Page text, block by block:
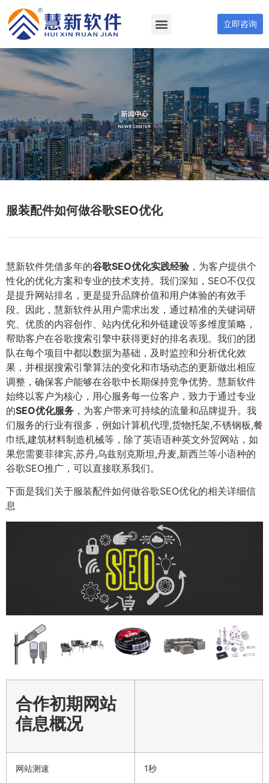
立即咨询
服装配件如何做谷歌SEO优化
慧新软件凭借多年的谷歌SEO优化实践经验 ，为客户提供个
性化的优化方案和专业的技术支持。我们深知，SEO不仅仅
是提升网站排名，更是提升品牌价值和用户体验的有效手
段。因此，慧新软件从用户需求出发，通过精准的关键词研
究、优质的内容创作、站内优化和外链建设等多维度策略，
帮助客户在谷歌搜索引擎中获得更好的排名表现。我们的团
队在每个项目中都以数据为基础，及时监控和分析优化效
果，并根据搜索引擎算法的变化和市场动态的更新做出相应
调整，确保客户能够在谷歌中长期保持竞争优势。慧新软件
始终以客户为核心，用心服务每一位客户，致力于通过专业
的SEO优化服务 ，为客户带来可持续的流量和品牌提升。我
们服务的行业有很多，例如计算机代理,货物托架,不锈钢板,餐
巾纸,建筑材料制造机械等，除了英语语种英文外贸网站，如
果您需要菲律宾,苏丹,乌兹别克斯坦,丹麦,新西兰等小语种的
谷歌SEO推广，可以直接联系我们。
下面是我们关于服装配件如何做谷歌SEO优化的相关详细信
息
合作初期网站
信息概况
网站测速 1秒